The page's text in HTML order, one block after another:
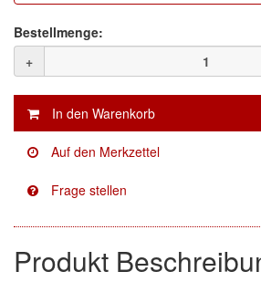
(1)
E-D
(1)
EVERCOAT
(113)
Indasa
Bestellmenge:
+
Produkt